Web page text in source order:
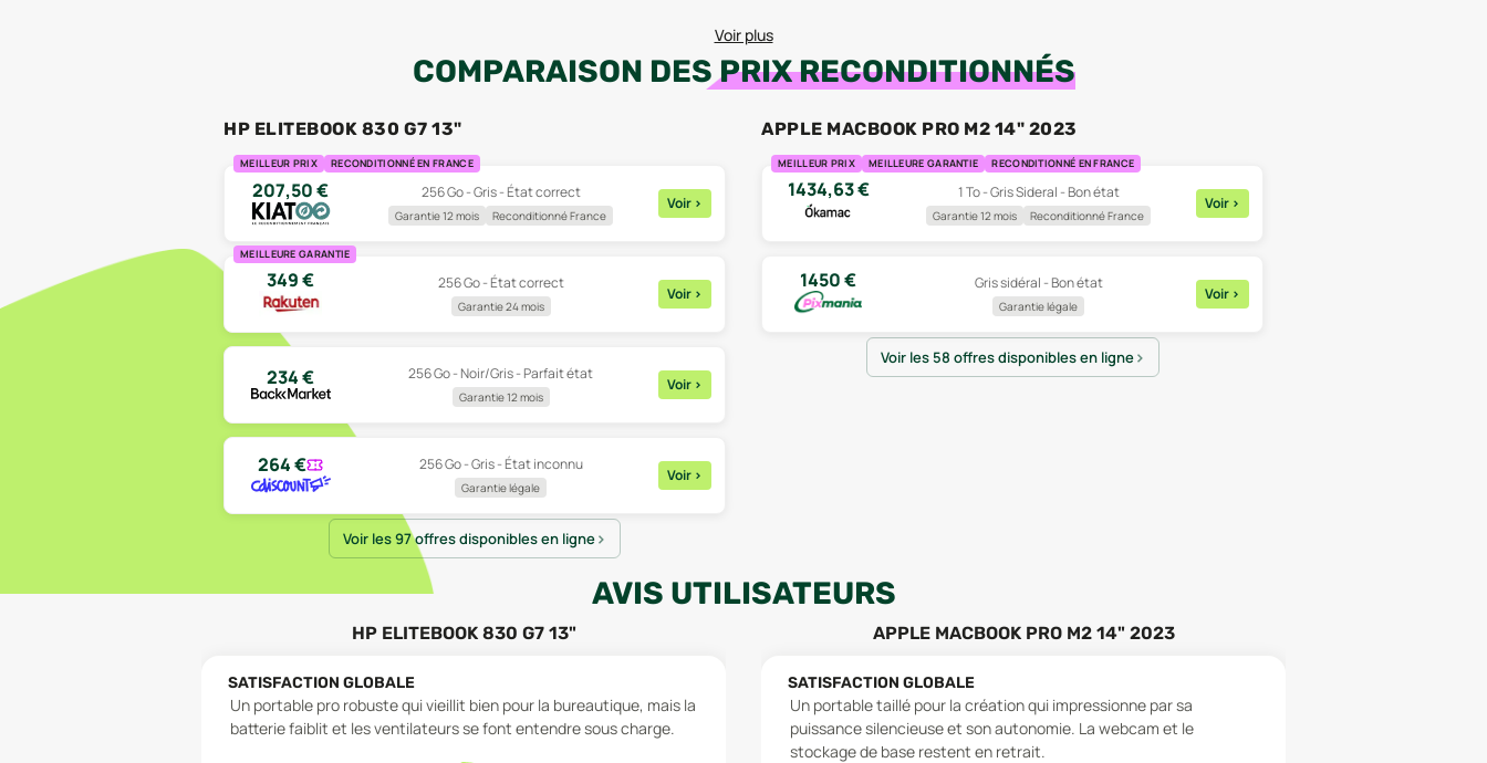
Voir plus
COMPARAISON DESPRIX RECONDITIONNÉS
HP ELITEBOOK 830 G7 13"
MEILLEUR PRIX RECONDITIONNÉ EN FRANCE
207,50€ 256 Go - Gris - État correct
Garantie 12 mois Reconditionné France
Voir >
MEILLEURE GARANTIE
349€ 256 Go - État correct
Garantie 24 mois
Voir >
234€ 256 Go - Noir/Gris - Parfait état
Garantie 12 mois
Voir >
264€ 256 Go - Gris - État inconnu
Garantie légale
Voir >
Voir les 97 offres disponibles en ligne
APPLE MACBOOK PRO M2 14" 2023
MEILLEUR PRIX MEILLEURE GARANTIE RECONDITIONNÉ EN FRANCE
1434,63€ 1 To - Gris Sideral - Bon état
Garantie 12 mois Reconditionné France
Voir >
1450€ Gris sidéral - Bon état
Garantie légale
Voir >
Voir les 58 offres disponibles en ligne
AVIS UTILISATEURS
HP ELITEBOOK 830 G7 13"
SATISFACTION GLOBALE
Un portable pro robuste qui vieillit bien pour la bureautique, mais la
batterie faiblit et les ventilateurs se font entendre sous charge.
APPLE MACBOOK PRO M2 14" 2023
SATISFACTION GLOBALE
Un portable taillé pour la création qui impressionne par sa
puissance silencieuse et son autonomie. La webcam et le
stockage de base restent en retrait.